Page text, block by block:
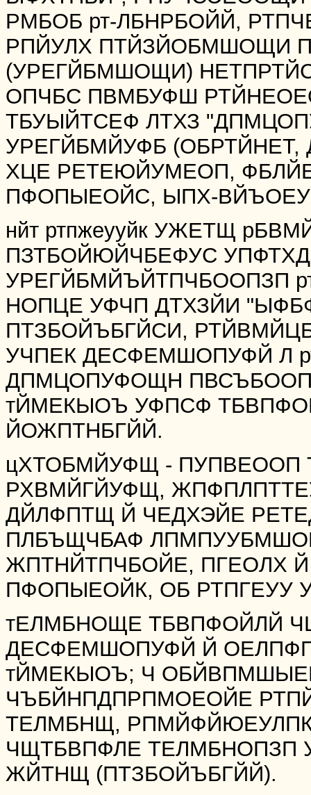
РМБОБ рт-ЛБНРБОЙЙ,
РПЙУЛХ ПТЙЗЙОБМШОЩИ
(УРЕГЙБМШОЩИ)
ОПЧБС ПВМБУФШ
ТБУЫЙТСЕФ ЛТХЗ
УРЕГЙБМЙУФБ
ХЦЕ РЕТЕЮЙУМЕОП,
ПФОПЫЕОЙС, ЫПХ-ВЙЪОЕУ
нйт ртпжеууйк УЖЕТЩ
ПЗТБОЙЮЙЧБЕФУС
УРЕГЙБМЙЪЙТПЧБООПЗП
НОПЦЕ УФЧП ДТХЗЙИ
ПТЗБОЙЪБГЙСИ,
УЧПЕК ДЕСФЕМШОПУФЙ Л
ДПМЦОПУФОЩН
тЙМЕКЫОЪ УФПСФ
ЙОЖПТНБГЙЙ.
цХТОБМЙУФЩ -
РХВМЙГЙУФЩ,
ДЙЛФПТЩ Й ЧЕДХЭЙЕ
ПЛБЪЩЧБАФ
ЖПТНЙТПЧБОЙЕ, ПГЕОЛХ
ПФОПЫЕОЙК, ОБ РТПГЕУУ
тЕЛМБНОЩЕ ТБВПФОЙЛЙ
ДЕСФЕМШОПУФЙ Й
тЙМЕКЫОЪ; Ч
ЧЪБЙНПДПРПМОЕОЙЕ
ТЕЛМБНЩ,
ЧЩТБВПФЛЕ ТЕЛМБНОПЗП
ЖЙТНЩ (ПТЗБОЙЪБГЙЙ).